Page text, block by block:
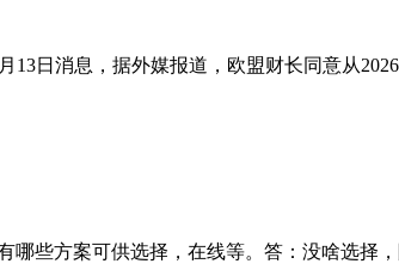
日消息，据外媒报道，欧盟财长同意从
些方案可供选择，在线等。答：没啥选择